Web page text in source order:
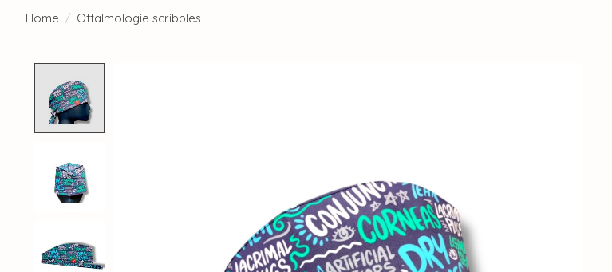
Home / Oftalmologie scribbles